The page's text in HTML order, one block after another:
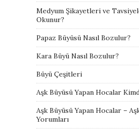
Medyum Şikayetleri ve
Okunur?
Papaz Büyüsü Nasıl Bozulur?
Kara Büyü Nasıl Bozulur?
Büyü Çeşitleri
Aşk Büyüsü Yapan Hocalar
Aşk Büyüsü Yapan Hocalar –
Yorumları